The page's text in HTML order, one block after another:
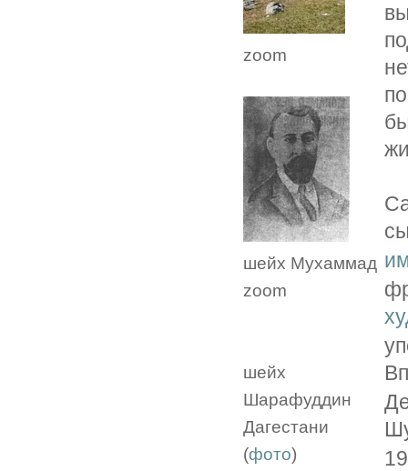
zoom
шейх Мухаммад
zoom
шейх
Шарафуддин
Дагестани
(фото)